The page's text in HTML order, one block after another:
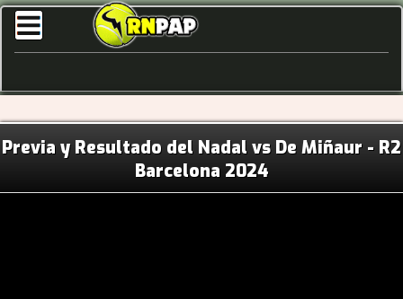
Previa y Resultado del Nadal vs De Miñaur - R2
Barcelona 2024